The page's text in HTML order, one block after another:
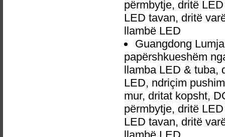
përmbytje, dritë
LED tavan, dritë
llambë LED
Guangdong
papërshkueshëm
llamba LED & tuba,
LED, ndriçim
mur, dritat kopsht,
përmbytje, dritë
LED tavan, dritë